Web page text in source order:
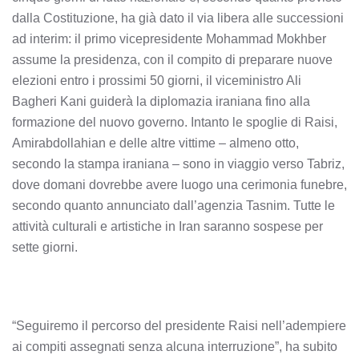
dalla Costituzione, ha già dato il via libera alle successioni
ad interim: il primo vicepresidente Mohammad Mokhber
assume la presidenza, con il compito di preparare nuove
elezioni entro i prossimi 50 giorni, il viceministro Ali
Bagheri Kani guiderà la diplomazia iraniana fino alla
formazione del nuovo governo. Intanto le spoglie di Raisi,
Amirabdollahian e delle altre vittime – almeno otto,
secondo la stampa iraniana – sono in viaggio verso Tabriz,
dove domani dovrebbe avere luogo una cerimonia funebre,
secondo quanto annunciato dall’agenzia Tasnim. Tutte le
attività culturali e artistiche in Iran saranno sospese per
sette giorni.
“Seguiremo il percorso del presidente Raisi nell’adempiere
ai compiti assegnati senza alcuna interruzione”, ha subito